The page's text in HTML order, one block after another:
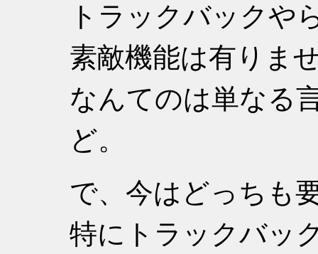
トラックバックや
素敵機能は有りま
なんてのは単なる
ど。
で、今はどっちも
特にトラックバッ